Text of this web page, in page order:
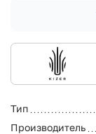
Тип
Производитель